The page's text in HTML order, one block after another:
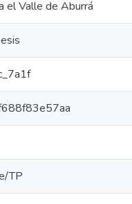
el Valle de Aburrá
TP